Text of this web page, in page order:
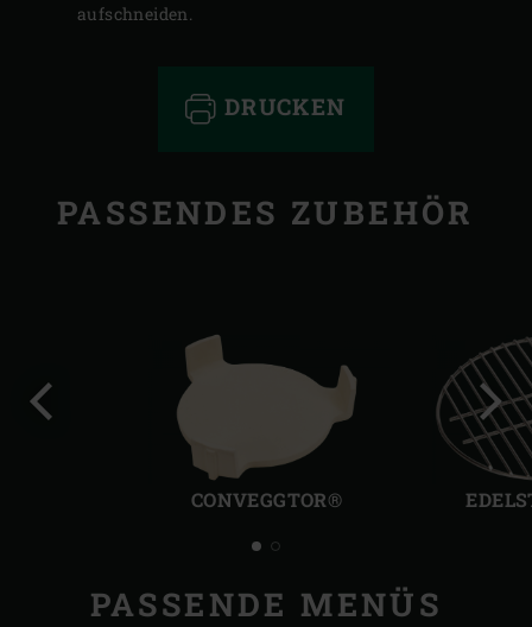
aufschneiden.
DRUCKEN
PASSENDES ZUBEHÖR
CONVEGGTOR®
Folie
PASSENDE MENÜS